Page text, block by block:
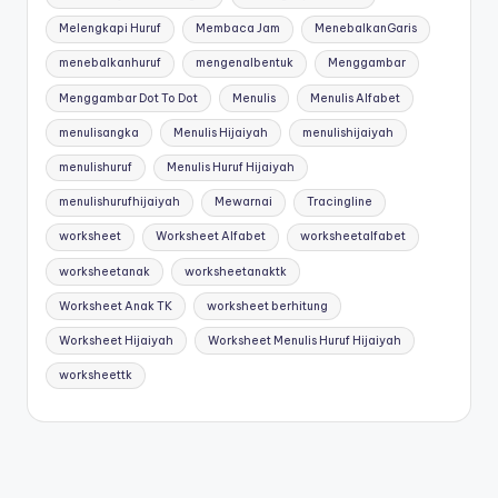
r
k
s
h
e
e
t
b
el
aj
a
r
Melengkapi Huruf Membaca Jam MenebalkanGaris
menebalkanhuruf mengenalbentuk Menggambar
Menggambar Dot To Dot Menulis Menulis Alfabet
menulisangka Menulis Hijaiyah menulishijaiyah
menulishuruf Menulis Huruf Hijaiyah
menulishurufhijaiyah Mewarnai Tracingline
worksheet Worksheet Alfabet worksheetalfabet
worksheetanak worksheetanaktk
Worksheet Anak TK worksheet berhitung
Worksheet Hijaiyah Worksheet Menulis Huruf Hijaiyah
worksheettk